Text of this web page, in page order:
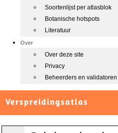
Soortenlijst per atlasblok
Botanische hotspots
Literatuur
Over
Over deze site
Privacy
Beheerders en validatoren
Verspreidingsatlas